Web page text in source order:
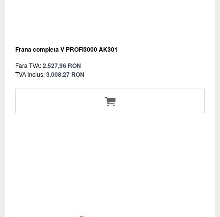
Frana completa V PROFI3000 AK301
Fara TVA:2.527,96 RON
TVA inclus:3.008,27 RON